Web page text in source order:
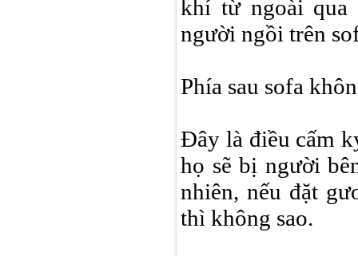
khí từ ngoài qua
người ngồi trên
Phía sau sofa
Đây là điều cấm
họ sẽ bị người
nhiên, nếu đặt
thì không sao.